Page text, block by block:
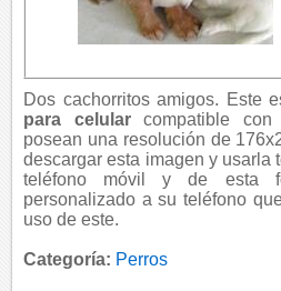
Dos cachorritos amigos. Este
para celularcompatible con
posean una resolución de
descargar esta imagen y usarla
teléfono móvil y de esta
personalizado a su teléfono
uso de este.
Categoría: Perros